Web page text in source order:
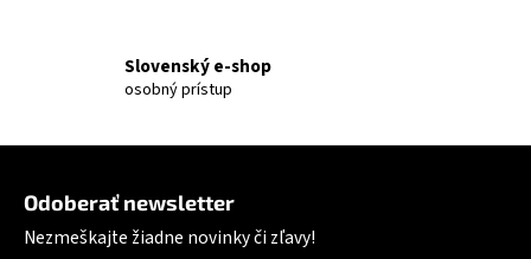
Slovenský e-shop
osobný prístup
Odoberať newsletter
Nezmeškajte žiadne novinky či zľavy!